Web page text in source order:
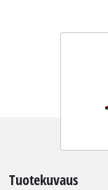
Tuotekuvaus